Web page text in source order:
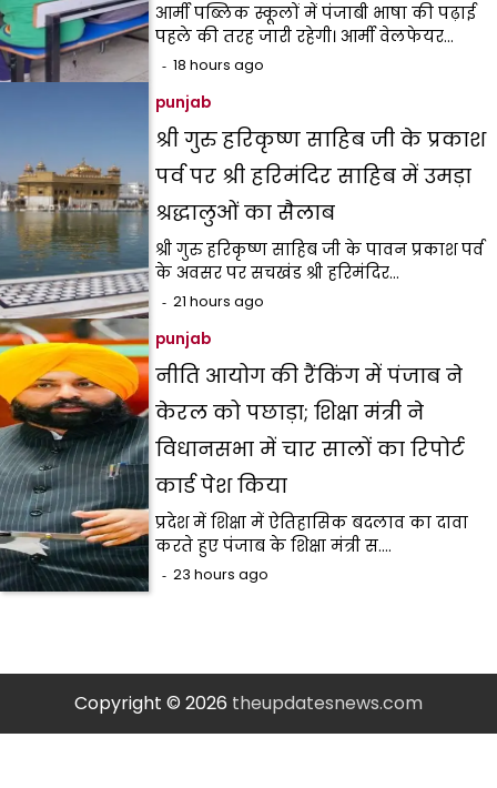
आर्मी पब्लिक स्कूलों में पंजाबी भाषा की पढ़ाई
पहले की तरह जारी रहेगी। आर्मी वेलफेयर…
18 hours ago
punjab
श्री गुरु हरिकृष्ण साहिब जी के प्रकाश
पर्व पर श्री हरिमंदिर साहिब में उमड़ा
श्रद्धालुओं का सैलाब
श्री गुरु हरिकृष्ण साहिब जी के पावन प्रकाश पर्व
के अवसर पर सचखंड श्री हरिमंदिर…
21 hours ago
punjab
नीति आयोग की रैंकिंग में पंजाब ने
केरल को पछाड़ा; शिक्षा मंत्री ने
विधानसभा में चार सालों का रिपोर्ट
कार्ड पेश किया
प्रदेश में शिक्षा में ऐतिहासिक बदलाव का दावा
करते हुए पंजाब के शिक्षा मंत्री स.…
23 hours ago
Copyright © 2026 theupdatesnews.com